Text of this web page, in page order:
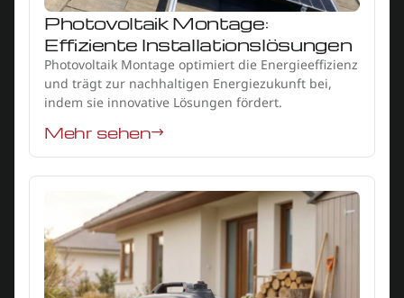
Photovoltaik Montage:
Effiziente Installationslösungen
Photovoltaik Montage optimiert die Energieeffizienz
und trägt zur nachhaltigen Energiezukunft bei,
indem sie innovative Lösungen fördert.
Mehr sehen